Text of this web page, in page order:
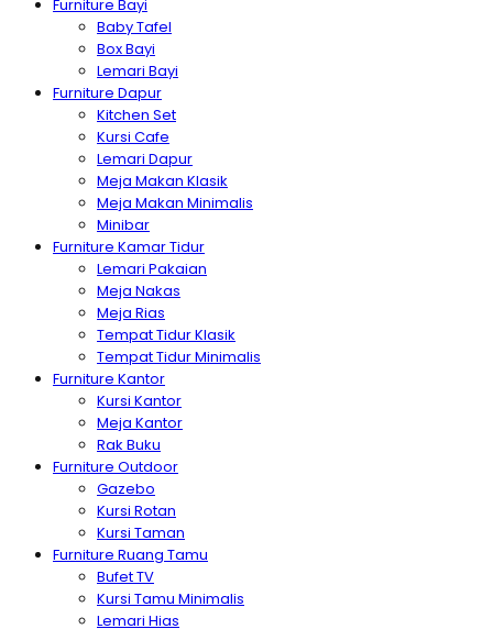
Furniture Bayi
Baby Tafel
Box Bayi
Lemari Bayi
Furniture Dapur
Kitchen Set
Kursi Cafe
Lemari Dapur
Meja Makan Klasik
Meja Makan Minimalis
Minibar
Furniture Kamar Tidur
Lemari Pakaian
Meja Nakas
Meja Rias
Tempat Tidur Klasik
Tempat Tidur Minimalis
Furniture Kantor
Kursi Kantor
Meja Kantor
Rak Buku
Furniture Outdoor
Gazebo
Kursi Rotan
Kursi Taman
Furniture Ruang Tamu
Bufet TV
Kursi Tamu Minimalis
Lemari Hias